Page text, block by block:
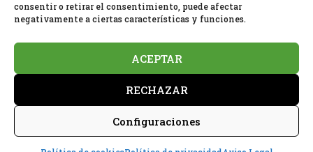
consentir o retirar el consentimiento, puede afectar
negativamente a ciertas características y funciones.
ACEPTAR
RECHAZAR
Configuraciones
Política de privacidad
Aviso Legal
Política de cookies (UE)